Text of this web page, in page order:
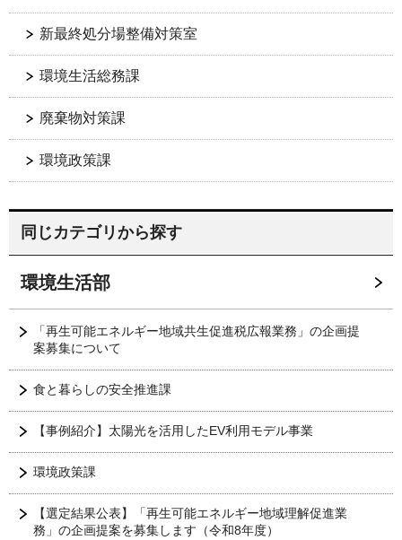
新最終処分場整備対策室
環境生活総務課
廃棄物対策課
環境政策課
同じカテゴリから探す
環境生活部
「再生可能エネルギー地域共生促進税広報業務」の企画提
案募集について
食と暮らしの安全推進課
【事例紹介】太陽光を活用したEV利用モデル事業
環境政策課
【選定結果公表】「再生可能エネルギー地域理解促進業
務」の企画提案を募集します（令和8年度）